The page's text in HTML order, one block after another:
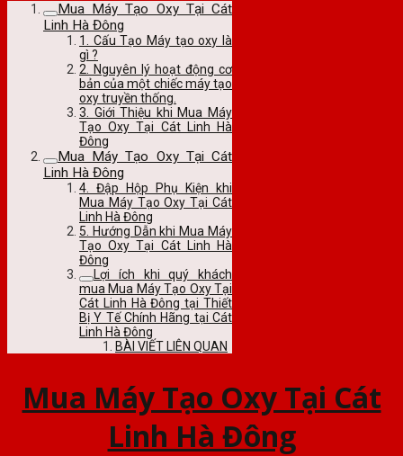
Mua Máy Tạo Oxy Tại Cát
Linh Hà Đông
1. Cấu Tạo Máy tạo oxy là
gì ?
2. Nguyên lý hoạt động cơ
bản của một chiếc máy tạo
oxy truyền thống.
3. Giới Thiệu khi Mua Máy
Tạo Oxy Tại Cát Linh Hà
Đông
Mua Máy Tạo Oxy Tại Cát
Linh Hà Đông
4. Đập Hộp Phụ Kiện khi
Mua Máy Tạo Oxy Tại Cát
Linh Hà Đông
5. Hướng Dẫn khi Mua Máy
Tạo Oxy Tại Cát Linh Hà
Đông
Lợi ích khi quý khách
mua Mua Máy Tạo Oxy Tại
Cát Linh Hà Đông tại Thiết
Bị Y Tế Chính Hãng tại Cát
Linh Hà Đông
BÀI VIẾT LIÊN QUAN
Mua Máy Tạo Oxy Tại Cát
Linh Hà Đông